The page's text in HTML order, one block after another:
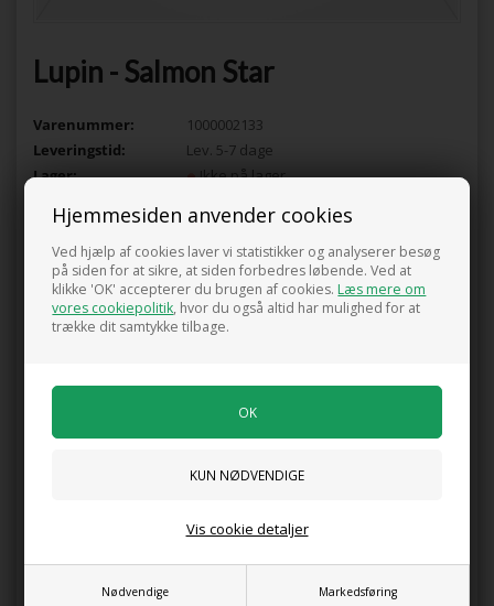
Hjemmesiden anvender cookies
Ved hjælp af cookies laver vi statistikker og analyserer besøg
på siden for at sikre, at siden forbedres løbende. Ved at
klikke 'OK' accepterer du brugen af cookies.Læs mere om
vores cookiepolitik, hvor du også altid har mulighed for at
trække dit samtykke tilbage.
Nødvendige Markedsføring
Vis cookie detaljer
Lupin - Salmon Star
Varenummer:
1000002133
Leveringstid:
Lev. 5-7 dage
Lager:
Ikke på lager
igen
Lupinus West Country `Salmon Star`
3 Liter potte
99,00
Tilføj anmeldelse
Produktet er endnu ikke anmeldt.
Skriv en anmeldelse.